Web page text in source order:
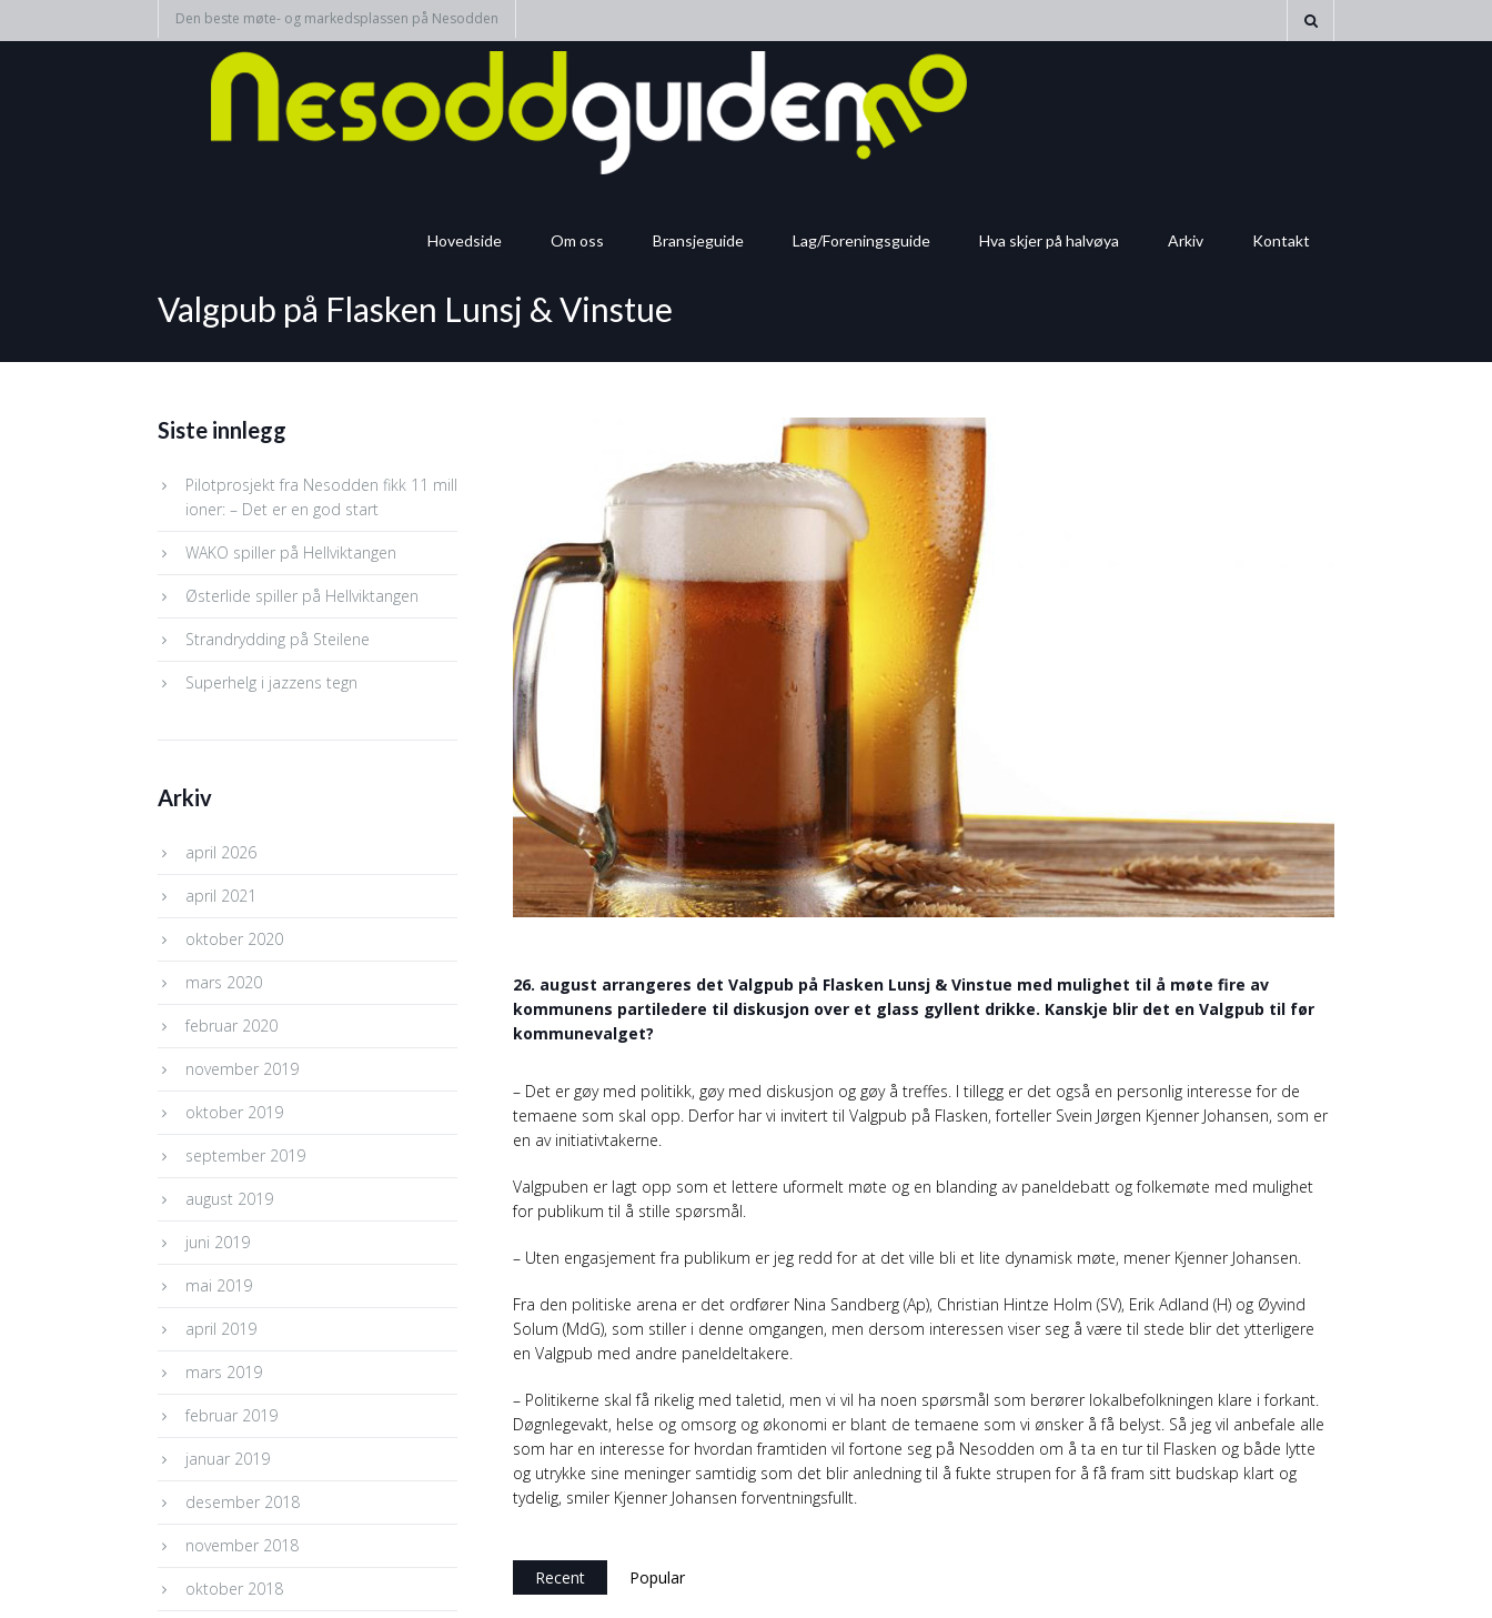
Den beste møte- og markedsplassen på Nesodden
Hovedside Om oss Bransjeguide Lag/Foreningsguide Hva skjer på halvøya Arkiv Kontakt
Valgpub på Flasken Lunsj & Vinstue
26. august arrangeres det Valgpub på Flasken Lunsj & Vinstue med mulighet til å møte fire av
kommunens partiledere til diskusjon over et glass gyllent drikke. Kanskje blir det en Valgpub til før
kommunevalget?
– Det er gøy med politikk, gøy med diskusjon og gøy å treffes. I tillegg er det også en personlig interesse for de
temaene som skal opp. Derfor har vi invitert til Valgpub på Flasken, forteller Svein Jørgen Kjenner Johansen, som er
en av initiativtakerne.
Valgpuben er lagt opp som et lettere uformelt møte og en blanding av paneldebatt og folkemøte med mulighet
for publikum til å stille spørsmål.
– Uten engasjement fra publikum er jeg redd for at det ville bli et lite dynamisk møte, mener Kjenner Johansen.
Fra den politiske arena er det ordfører Nina Sandberg (Ap), Christian Hintze Holm (SV), Erik Adland (H) og Øyvind
Solum (MdG), som stiller i denne omgangen, men dersom interessen viser seg å være til stede blir det ytterligere
en Valgpub med andre paneldeltakere.
– Politikerne skal få rikelig med taletid, men vi vil ha noen spørsmål som berører lokalbefolkningen klare i forkant.
Døgnlegevakt, helse og omsorg og økonomi er blant de temaene som vi ønsker å få belyst. Så jeg vil anbefale alle
som har en interesse for hvordan framtiden vil fortone seg på Nesodden om å ta en tur til Flasken og både lytte
og utrykke sine meninger samtidig som det blir anledning til å fukte strupen for å få fram sitt budskap klart og
tydelig, smiler Kjenner Johansen forventningsfullt.
Recent Popular
Siste innlegg
Pilotprosjekt fra Nesodden fikk 11 mill
ioner: – Det er en god start
WAKO spiller på Hellviktangen
Østerlide spiller på Hellviktangen
Strandrydding på Steilene
Superhelg i jazzens tegn
Arkiv
april 2026
april 2021
oktober 2020
mars 2020
februar 2020
november 2019
oktober 2019
september 2019
august 2019
juni 2019
mai 2019
april 2019
mars 2019
februar 2019
januar 2019
desember 2018
november 2018
oktober 2018